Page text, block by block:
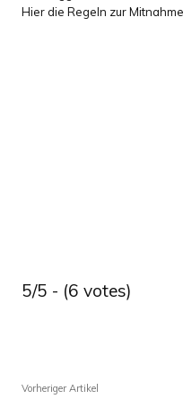
Hier die Regeln zur
5/5 - (6 votes)
Vorheriger Artikel